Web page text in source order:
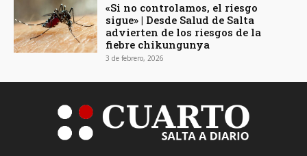
«Si no controlamos, el riesgo
sigue» | Desde Salud de Salta
advierten de los riesgos de la
fiebre chikungunya
3 de febrero, 2026